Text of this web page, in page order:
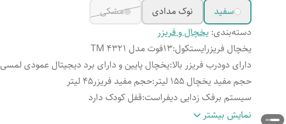
سفید
نوک مدادی
مشکی
دسته‌بندی: یخچال و فریزر
یخچال فریزرایستکول:13فوت مدل TM 4321
دارای دودرب فریزر بالا:یخچال پایین و دارای برد دیجیتال عمودی لمسی
حجم مفید یخچال 155 لیتر
:حجم مفید فریزر45 لیتر
سیستم برفک زدایی دیفراست:قفل کودک دارد
گرید انرژی A
کلاس آب و هوایی معتدل نمایش بیشتر